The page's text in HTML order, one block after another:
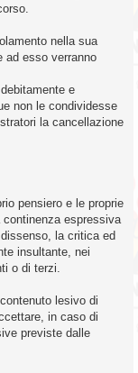
nella sua
ad esso verranno
e
non le condividesse
la cancellazione
pensiero e le proprie
espressiva
la critica ed
insultante, nei
o di terzi.
lesivo di
in caso di
previste dalle